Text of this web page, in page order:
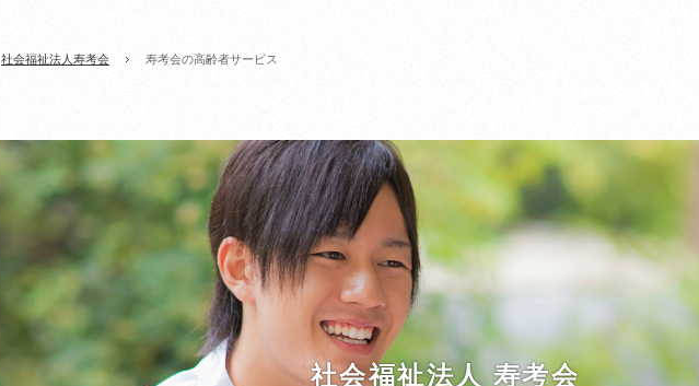
社会福祉法人寿考会 寿考会の高齢者サービス
社会福祉法人 寿考会